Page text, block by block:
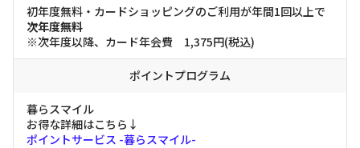
初年度無料・カードショッピングのご利用が年間1回以上で
次年度無料
※次年度以降、カード年会費 1,375円(税込)
ポイントプログラム
暮らスマイル
お得な詳細はこちら↓
ポイントサービス -暮らスマイル-